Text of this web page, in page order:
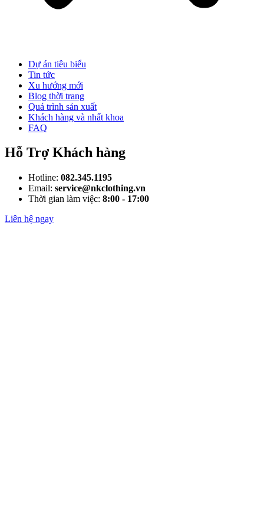
Dự án tiêu biểu
Tin tức
Xu hướng mới
Blog thời trang
Quá trình sản xuất
Khách hàng và nhất khoa
FAQ
Hỗ Trợ Khách hàng
Hotline: 082.345.1195
Email: service@nkclothing.vn
Thời gian làm việc: 8:00 - 17:00
Liên hệ ngay